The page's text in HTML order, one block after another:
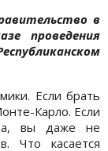
в
проведения
Если брать
Карло. Если
вы даже не
Что касается